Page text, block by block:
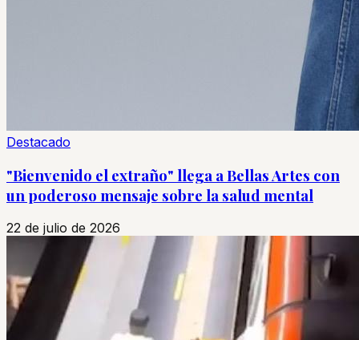
Destacado
"Bienvenido el extraño" llega a Bellas Artes con
un poderoso mensaje sobre la salud mental
22 de julio de 2026